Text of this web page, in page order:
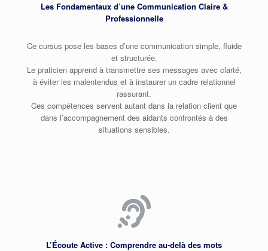
Les Fondamentaux d’une Communication Claire &
Professionnelle
Ce cursus pose les bases d’une communication simple, fluide
et structurée.
Le praticien apprend à transmettre ses messages avec clarté,
à éviter les malentendus et à instaurer un cadre relationnel
rassurant.
Ces compétences servent autant dans la relation client que
dans l’accompagnement des aidants confrontés à des
situations sensibles.
L’Écoute Active : Comprendre au‑delà des mots